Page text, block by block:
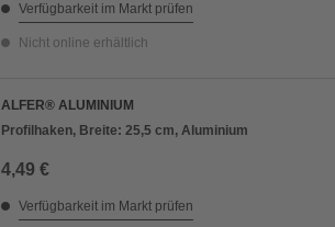
Verfügbarkeit im Markt prüfen
Nicht online erhältlich
ALFER® ALUMINIUM
Profilhaken, Breite: 25,5 cm, Aluminium
4,49 €
Verfügbarkeit im Markt prüfen